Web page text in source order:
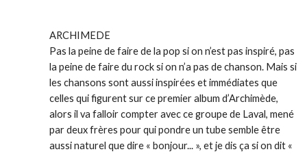
ARCHIMEDE
Pas la peine de faire de la pop si on n’est pas inspiré, pas
la peine de faire du rock si on n’a pas de chanson. Mais si
les chansons sont aussi inspirées et immédiates que
celles qui figurent sur ce premier album d’Archimède,
alors il va falloir compter avec ce groupe de Laval, mené
par deux frères pour qui pondre un tube semble être
aussi naturel que dire « bonjour... », et je dis ça si on dit «